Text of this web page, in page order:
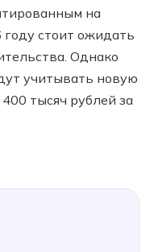
на
стоит ожидать
Однако
учитывать новую
тысяч рублей за